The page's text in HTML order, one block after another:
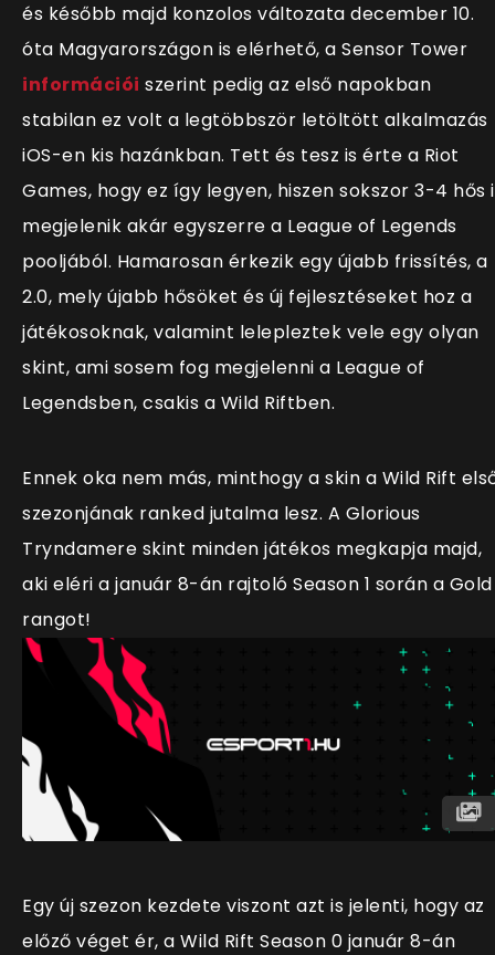
és később majd konzolos változata december 10.
óta Magyarországon is elérhető, a Sensor Tower
információi szerint pedig az első napokban
stabilan ez volt a legtöbbször letöltött alkalmazás
iOS-en kis hazánkban. Tett és tesz is érte a Riot
Games, hogy ez így legyen, hiszen sokszor 3-4 hős
megjelenik akár egyszerre a League of Legends
pooljából. Hamarosan érkezik egy újabb frissítés, a
2.0, mely újabb hősöket és új fejlesztéseket hoz a
játékosoknak, valamint lelepleztek vele egy olyan
skint, ami sosem fog megjelenni a League of
Legendsben, csakis a Wild Riftben.
Ennek oka nem más, minthogy a skin a Wild Rift
szezonjának ranked jutalma lesz. A Glorious
Tryndamere skint minden játékos megkapja majd,
aki eléri a január 8-án rajtoló Season 1 során a Gold
rangot!
Egy új szezon kezdete viszont azt is jelenti, hogy az
előző véget ér, a Wild Rift Season 0 január 8-án